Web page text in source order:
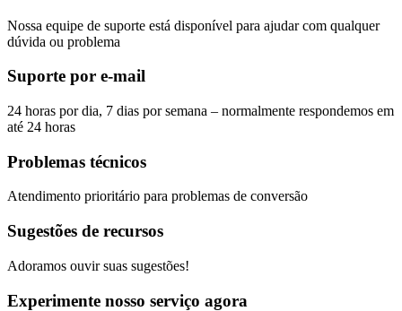
Nossa equipe de suporte está disponível para ajudar com qualquer
dúvida ou problema
Suporte por e-mail
24 horas por dia, 7 dias por semana – normalmente respondemos em
até 24 horas
Problemas técnicos
Atendimento prioritário para problemas de conversão
Sugestões de recursos
Adoramos ouvir suas sugestões!
Experimente nosso serviço agora